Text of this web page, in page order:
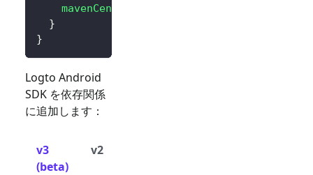
mavenCentral
}
}
Logto Android
SDK を依存関係
に追加します：
v3
(beta)
v2